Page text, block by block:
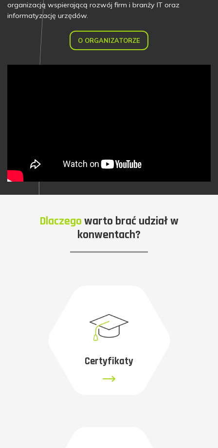
organizacją wspierającą rozwój firm i branży IT oraz
informatyzację urzędów.
O ORGANIZATORZE
Dlaczego warto brać udział w
konwentach?
Certyfikaty